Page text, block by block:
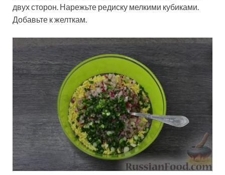
двух сторон. Нарежьте редиску мелкими кубиками.
Добавьте к желткам.